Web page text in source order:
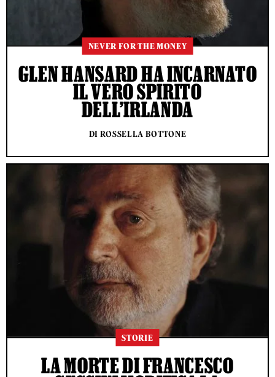
NEVER FOR THE MONEY
GLEN HANSARD HA INCARNATO
IL VERO SPIRITO
DELL’IRLANDA
DI ROSSELLA BOTTONE
STORIE
LA MORTE DI FRANCESCO